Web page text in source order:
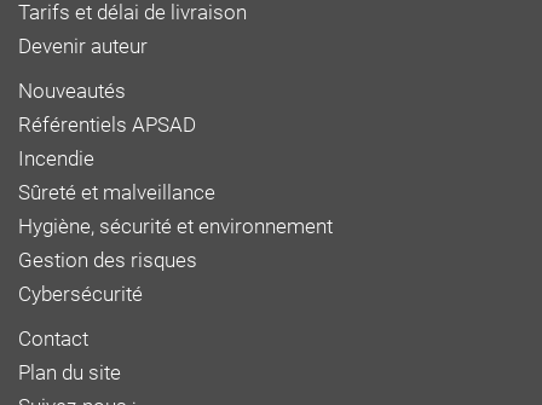
Tarifs et délai de livraison
Devenir auteur
Nouveautés
Référentiels APSAD
Incendie
Sûreté et malveillance
Hygiène, sécurité et environnement
Gestion des risques
Cybersécurité
Contact
Plan du site